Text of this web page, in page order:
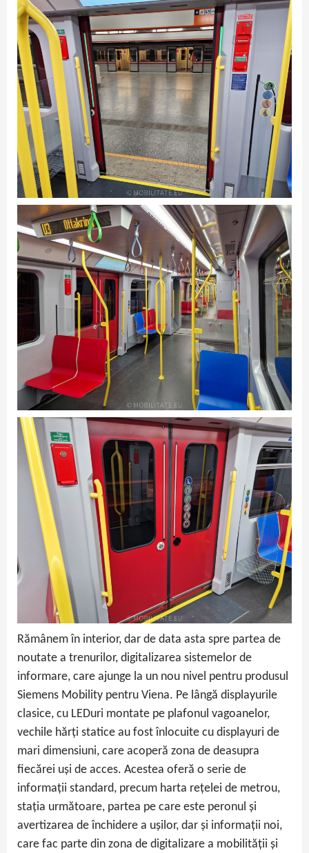
Rămânem în interior, dar de data asta spre partea de
noutate a trenurilor, digitalizarea sistemelor de
informare, care ajunge la un nou nivel pentru produsul
Siemens Mobility pentru Viena. Pe lângă displayurile
clasice, cu LEDuri montate pe plafonul vagoanelor,
vechile hărți statice au fost înlocuite cu displayuri de
mari dimensiuni, care acoperă zona de deasupra
fiecărei uși de acces. Acestea oferă o serie de
informații standard, precum harta rețelei de metrou,
stația următoare, partea pe care este peronul și
avertizarea de închidere a ușilor, dar și informații noi,
care fac parte din zona de digitalizare a mobilității și